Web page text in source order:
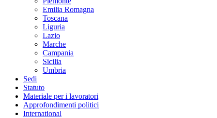
Emilia Romagna
Toscana
Liguria
Lazio
Marche
Campania
Sicilia
Umbria
Sedi
Statuto
Materiale per i lavoratori
Approfondimenti politici
International